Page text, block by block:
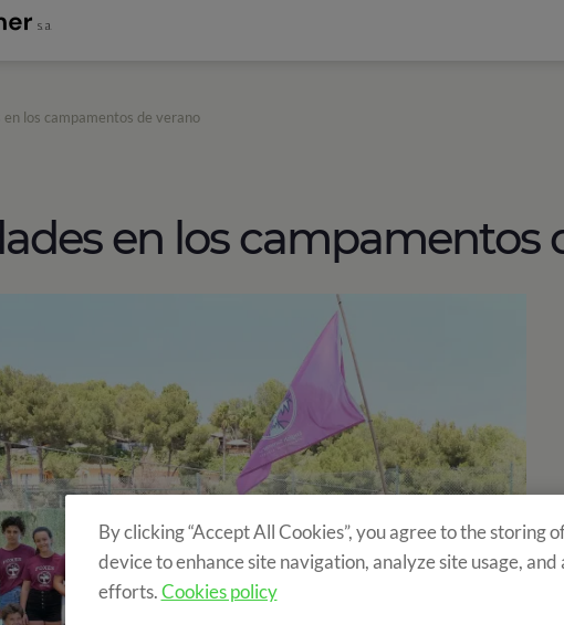
en los campamentos de verano
en los campamentos
By clicking “Accept All Cookies”, you agree to the storing
device to enhance site navigation, analyze site usage,
efforts.Cookies policy